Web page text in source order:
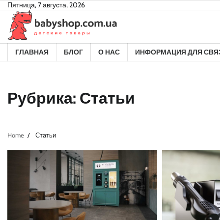
Skip
content
Пятница, 7 августа, 2026
ГЛАВНАЯ БЛОГ О НАС ИНФОРМАЦИЯ ДЛЯ
Рубрика: Статьи
Home Статьи